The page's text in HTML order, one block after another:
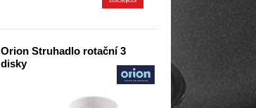
Orion Struhadlo rotační 3
disky